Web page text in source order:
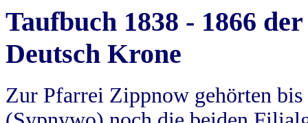
Taufbuch 1838 - 1866
Deutsch Krone
Zur Pfarrei Zippnow gehörten